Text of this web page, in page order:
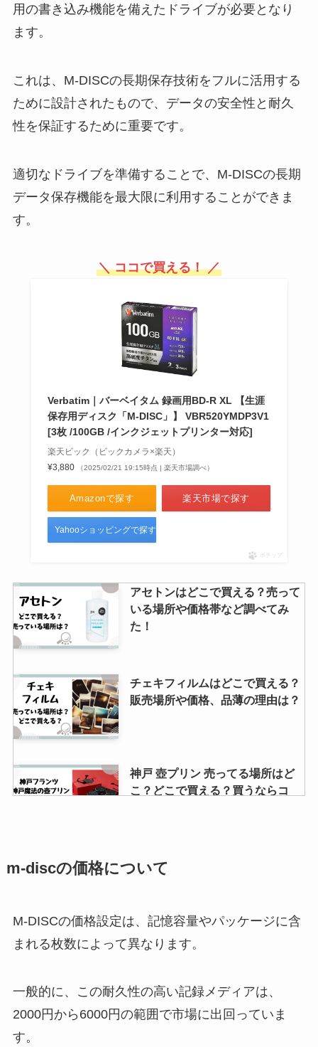
用の書き込み機能を備えたドライブが必要となり
ます。
これは、M-DISCの長期保存技術をフルに活用する
ために設計されたもので、データの安全性と耐久
性を保証するために重要です。
適切なドライブを準備することで、M-DISCの長期
データ保存機能を最大限に利用することができま
す。
＼ ココで買える！ ／
Verbatim｜バーベイタム 録画用BD-R XL 【生涯
保存用ディスク「M-DISC」】 VBR520YMDP3V1
[3枚 /100GB /インクジェットプリンター対応]
楽天ビック（ビックカメラ×楽天）
¥3,880
（2025/02/21 19:15時点 | 楽天市場調べ）
Amazonで探す 楽天市場で探す
Yahooショッピングで探す
ポチップ
アセトンはどこで買える？売って
いる場所や価格帯など調べてみ
た！
チェキフィルムはどこで買える？
販売場所や価格、品薄の理由は？
神戸 壺プリン 売ってる場所はど
こ？どこで買える？買うならコ
眉毛脱色は薬局で売ってる？エピ
キングヌーのグッズが買えな
とめ！
m-discの価格について
M-DISCの価格設定は、記憶容量やパッケージに含
まれる枚数によって異なります。
一般的に、この耐久性の高い記録メディアは、
2000円から6000円の範囲で市場に出回っていま
す。